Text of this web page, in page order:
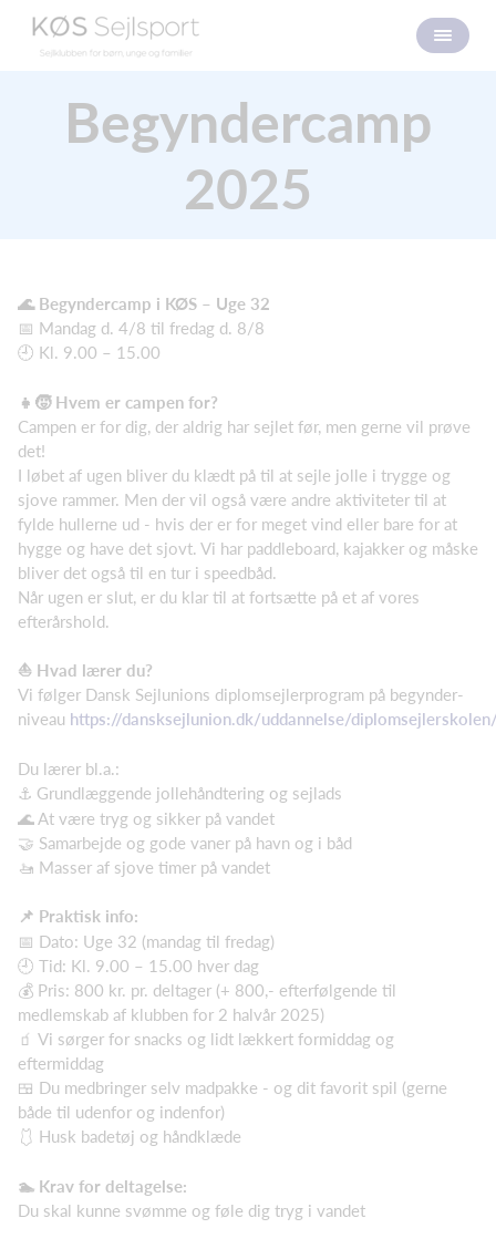
Begyndercamp
2025
🌊 Begyndercamp i KØS – Uge 32
📅 Mandag d. 4/8 til fredag d. 8/8
🕘 Kl. 9.00 – 15.00
👧🧒 Hvem er campen for?
Campen er for dig, der aldrig har sejlet før, men gerne vil prøve
det!
I løbet af ugen bliver du klædt på til at sejle jolle i trygge og
sjove rammer. Men der vil også være andre aktiviteter til at
fylde hullerne ud - hvis der er for meget vind eller bare for at
hygge og have det sjovt. Vi har paddleboard, kajakker og måske
bliver det også til en tur i speedbåd.
Når ugen er slut, er du klar til at fortsætte på et af vores
efterårshold.
⛵ Hvad lærer du?
Vi følger Dansk Sejlunions diplomsejlerprogram på begynder-
niveau https://dansksejlunion.dk/uddannelse/
Du lærer bl.a.:
⚓ Grundlæggende jollehåndtering og sejlads
🌊 At være tryg og sikker på vandet
🤝 Samarbejde og gode vaner på havn og i båd
🚤 Masser af sjove timer på vandet
📌 Praktisk info:
📅 Dato: Uge 32 (mandag til fredag)
🕘 Tid: Kl. 9.00 – 15.00 hver dag
💰 Pris: 800 kr. pr. deltager (+ 800,- efterfølgende til
medlemskab af klubben for 2 halvår 2025)
🧃 Vi sørger for snacks og lidt lækkert formiddag og
eftermiddag
🍱 Du medbringer selv madpakke - og dit favorit spil (gerne
både til udenfor og indenfor)
🩱 Husk badetøj og håndklæde
🏊 Krav for deltagelse:
Du skal kunne svømme og føle dig tryg i vandet